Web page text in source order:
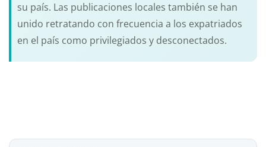
su país. Las publicaciones locales también se han
unido retratando con frecuencia a los expatriados
en el país como privilegiados y desconectados.